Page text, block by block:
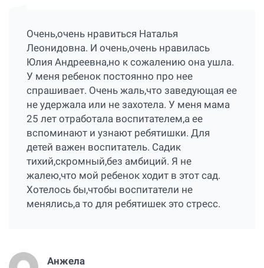
Очень,очень нравиться Наталья
Леонидовна. И очень,очень нравилась
Юлия Андреевна,но к сожалению она ушла.
У меня ребенок постоянно про нее
спрашивает. Очень жаль,что заведующая ее
не удержала или не захотела. У меня мама
25 лет отработала воспитателем,а ее
вспоминают и узнают ребятишки. Для
детей важен воспитатель. Садик
тихий,скромный,без амбиций. Я не
жалею,что мой ребенок ходит в этот сад.
Хотелось бы,чтобы воспитатели не
менялись,а то для ребятишек это стресс.
Анжела